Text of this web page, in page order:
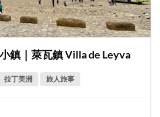
鎮｜萊瓦鎮 Villa de Leyva
拉丁美洲 旅人旅事